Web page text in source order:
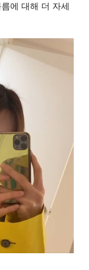
에 대해 더 자세